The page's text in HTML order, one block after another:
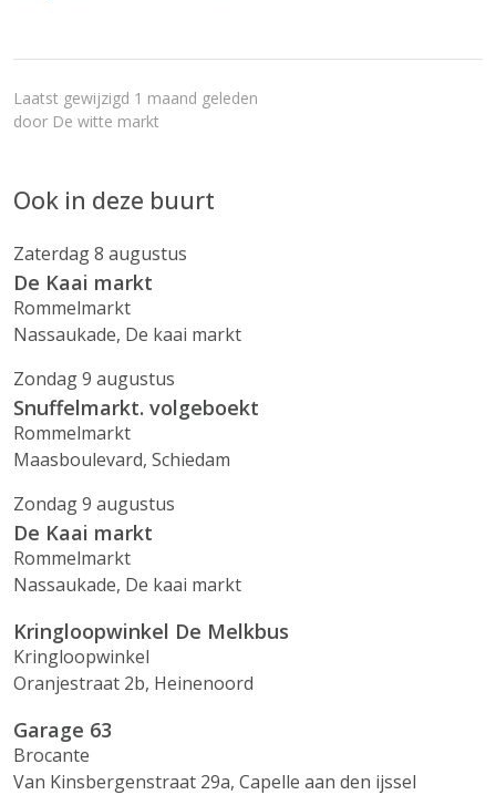
Laatst gewijzigd 1 maand geleden
door De witte markt
Ook in deze buurt
Zaterdag 8 augustus
De Kaai markt
Rommelmarkt
Nassaukade, De kaai markt
Zondag 9 augustus
Snuffelmarkt. volgeboekt
Rommelmarkt
Maasboulevard, Schiedam
Zondag 9 augustus
De Kaai markt
Rommelmarkt
Nassaukade, De kaai markt
Kringloopwinkel De Melkbus
Kringloopwinkel
Oranjestraat 2b, Heinenoord
Garage 63
Brocante
Van Kinsbergenstraat 29a, Capelle aan den ijssel